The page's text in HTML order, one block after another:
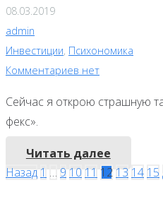
08.03.2019
admin
Инвестиции, Психономика
Комментариев нет
Сейчас я открою страшную
фекс».
Читать далее
Навигация
Назад 1 … 9 10 11 12 13 14 15